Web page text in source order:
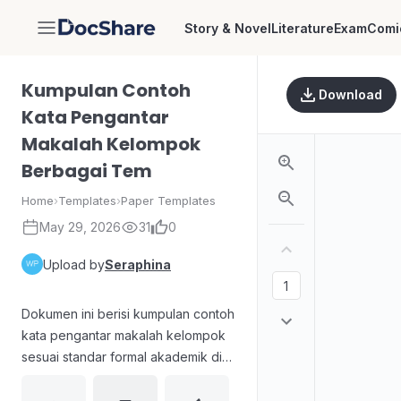
DocShare Story & NovelLiteratureExam
Kumpulan Contoh
Kata Pengantar
Makalah Kelompok
Berbagai Tem
Home›Templates›Paper Templates
May 29, 2026 31 0
Upload bySeraphina
Dokumen ini berisi kumpulan contoh
kata pengantar makalah kelompok
sesuai standar formal akademik di
Download